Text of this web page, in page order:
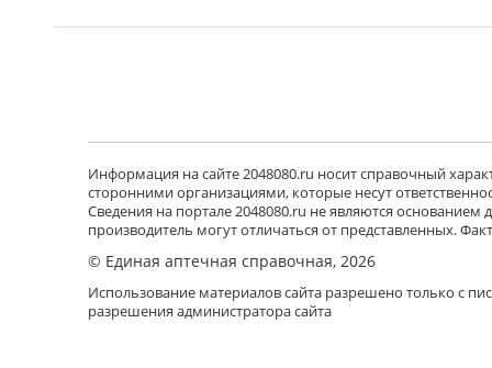
Информация на сайте 2048080.ru носит справочный
сторонними организациями, которые несут
Сведения на портале 2048080.ru не являются
производитель могут отличаться от представленных.
© Единая аптечная справочная, 2026
Использование материалов сайта разрешено только с
разрешения администратора сайта